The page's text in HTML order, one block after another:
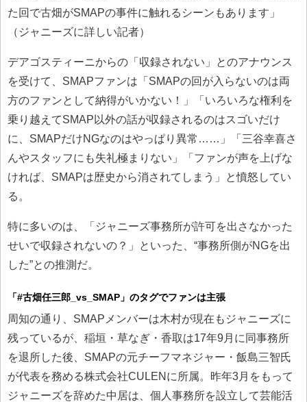
た回で古畑がSMAPの事件に触れるシーンもあります」
（ジャニーズに詳しい記者）
デアゴスティーニからの「収録されない」とのアナウンス
を受けて、SMAPファンは「SMAPの回が入らないのは両
方のファンとして納得がいかない！」「いろいろな権利を
乗り越えてSMAP以外の話が収録されるのはスゴいだけ
に、SMAPだけNGなのはやっぱり異常……」「三谷幸喜さ
んやスタッフにも失礼極まりない」「ファンが声を上げな
ければ、SMAPは歴史から消されてしまう」と憤怒してい
る。
特に多いのは、「ジャニーズ事務所が許可を出さなかった
せいで収録されないの？」といった、“事務所側がNGを出
した”との推測だ。
「#古畑任三郎_vs_SMAP」のタグでファンは主張
周知の通り、SMAPメンバーは木村が現在もジャニーズに
残っているが、稲垣・草なぎ・香取は17年9月に同事務所
を退所した後、SMAPの元チーフマネジャー・飯島三智氏
が代表を務める株式会社CULENに所属。昨年3月をもって
ジャニーズを辞めた中居は、個人事務所を設立して芸能活